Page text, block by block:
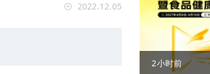
2022.12.05
2小时前